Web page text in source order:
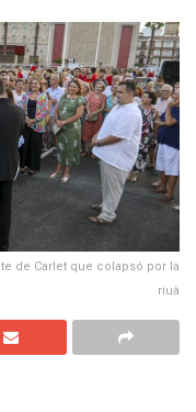
de Carlet que colapsó por la
riuà